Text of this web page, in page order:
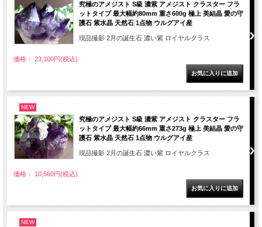
究極のアメジスト S級 濃紫 アメジスト クラスター フラ
ットタイプ 最大幅約80mm 重さ600g 極上 美結晶 愛の守
護石 紫水晶 天然石 1点物 ウルグアイ産
現品撮影 2月の誕生石 濃い紫 ロイヤルクラス
価格： 23,100円(税込)
NEW
究極のアメジスト S級 濃紫 アメジスト クラスター フラ
ットタイプ 最大幅約66mm 重さ273g 極上 美結晶 愛の守
護石 紫水晶 天然石 1点物 ウルグアイ産
現品撮影 2月の誕生石 濃い紫 ロイヤルクラス
価格： 10,560円(税込)
NEW